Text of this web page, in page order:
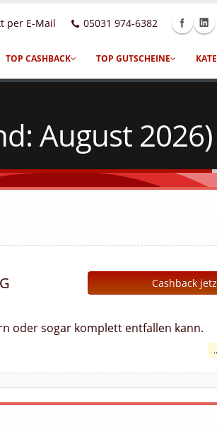
per E-Mail 05031 974-6382
TOP CASHBACK TOP GUTSCHEINE
August 2026)
Cashback
oder sogar komplett entfallen kann.